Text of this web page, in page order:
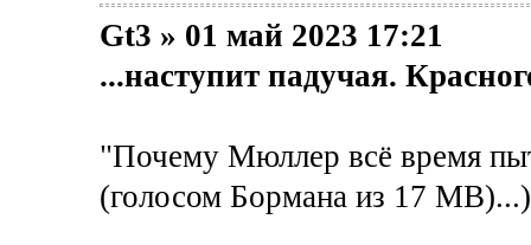
Gt3 » 01 май 2023 17:21
...наступит падучая.
"Почему Мюллер всё время
(голосом Бормана из 17